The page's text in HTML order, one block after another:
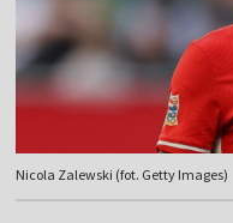
Nicola Zalewski (fot. Getty Images)